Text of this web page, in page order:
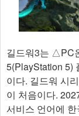
길드워3는 △PC
5(PlayStation 5)
이다. 길드워 시
이 처음이다.
서비스 언어에